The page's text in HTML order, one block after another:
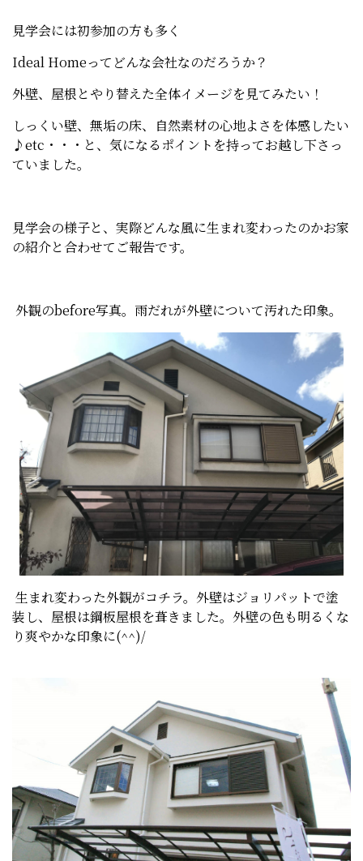
見学会には初参加の方も多く
Ideal Homeってどんな会社なのだろうか？
外壁、屋根とやり替えた全体イメージを見てみたい！
しっくい壁、無垢の床、自然素材の心地よさを体感したい
♪etc・・・と、気になるポイントを持ってお越し下さっ
ていました。
見学会の様子と、実際どんな風に生まれ変わったのかお家
の紹介と合わせてご報告です。
外観のbefore写真。雨だれが外壁について汚れた印象。
生まれ変わった外観がコチラ。外壁はジョリパットで塗
装し、屋根は鋼板屋根を葺きました。外壁の色も明るくな
り爽やかな印象に(^^)/